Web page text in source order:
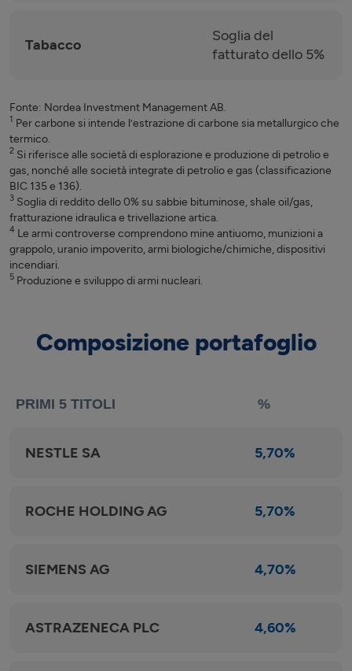
Tabacco
Soglia del
fatturato dello 5%
Fonte: Nordea Investment Management AB.
1 Per carbone si intende l’estrazione di carbone sia metallurgico che
termico.
2 Si riferisce alle società di esplorazione e produzione di petrolio e
gas, nonché alle società integrate di petrolio e gas (classificazione
BIC 135 e 136).
3 Soglia di reddito dello 0% su sabbie bituminose, shale oil/gas,
fratturazione idraulica e trivellazione artica.
4 Le armi controverse comprendono mine antiuomo, munizioni a
grappolo, uranio impoverito, armi biologiche/chimiche, dispositivi
incendiari.
5 Produzione e sviluppo di armi nucleari.
Composizione portafoglio
PRIMI 5 TITOLI %
NESTLE SA 5,70%
ROCHE HOLDING AG 5,70%
SIEMENS AG 4,70%
ASTRAZENECA PLC 4,60%